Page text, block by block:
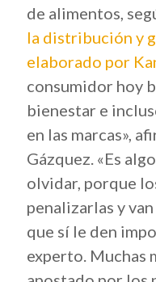
de alimentos,
la distribución y
elaborado por
consumidor hoy
bienestar e
en las marcas»,
Gázquez. «Es
olvidar, porque
penalizarlas y
que sí le den
experto. Muchas